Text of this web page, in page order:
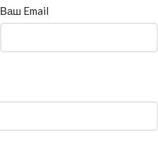
Ваш Email